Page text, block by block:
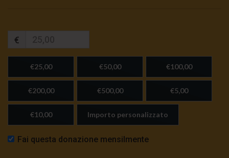
€
€25,00 €50,00 €100,00
€200,00 €500,00 €5,00
€10,00 Importo personalizzato
Fai questa donazione mensilmente